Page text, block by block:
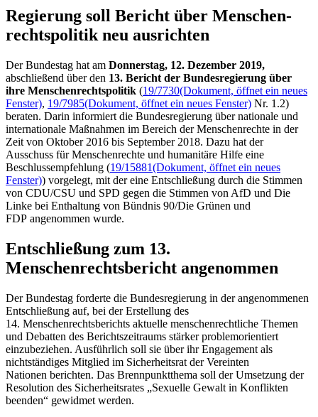
Regierung soll Bericht über Menschen­
rechts­politik neu ausrichten
Der Bundestag hat am Donnerstag, 12. Dezember 2019,
abschließend über den 13. Bericht der Bundesregierung über
ihre Menschenrechtspolitik (19/7730(Dokument, öffnet ein neues
Fenster), 19/7985(Dokument, öffnet ein neues Fenster) Nr. 1.2)
beraten. Darin informiert die Bundesregierung über nationale und
internationale Maßnahmen im Bereich der Menschenrechte in der
Zeit von Oktober 2016 bis September 2018. Dazu hat der
Ausschuss für Menschenrechte und humanitäre Hilfe eine
Beschlussempfehlung (19/15881(Dokument, öffnet ein neues
Fenster)) vorgelegt, mit der eine Entschließung durch die Stimmen
von CDU/CSU und SPD gegen die Stimmen von AfD und Die
Linke bei Enthaltung von Bündnis 90/Die Grünen und
FDP angenommen wurde.
Entschließung zum 13.
Menschenrechtsbericht angenommen
Der Bundestag forderte die Bundesregierung in der angenommenen
Entschließung auf, bei der Erstellung des
14. Menschenrechtsberichts aktuelle menschenrechtliche Themen
und Debatten des Berichtszeitraums stärker problemorientiert
einzubeziehen. Ausführlich soll sie über ihrEngagement als
nichtständiges Mitglied im Sicherheitsrat der Vereinten
Nationen berichten. Das Brennpunktthema soll der Umsetzung der
Resolution des Sicherheitsrates „Sexuelle Gewalt in Konflikten
beenden“ gewidmet werden.